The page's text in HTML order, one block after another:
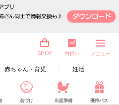
赤ちゃん・育児 妊活
SHOP 内祝い メニュー
名づけ 出産準備 優待パス